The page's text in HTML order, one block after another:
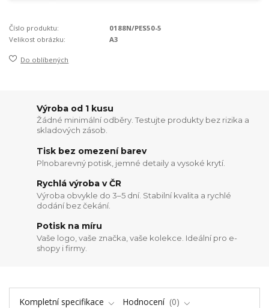
Číslo produktu:
0188N/PES50-5
Velikost obrázku:
A3
Do oblíbených
Výroba od 1 kusu
Žádné minimální odběry. Testujte produkty bez rizika a
skladových zásob.
Tisk bez omezení barev
Plnobarevný potisk, jemné detaily a vysoké krytí.
Rychlá výroba v ČR
Výroba obvykle do 3–5 dní. Stabilní kvalita a rychlé
dodání bez čekání.
Potisk na míru
Vaše logo, vaše značka, vaše kolekce. Ideální pro e-
shopy i firmy.
Kompletní specifikace Hodnocení 0